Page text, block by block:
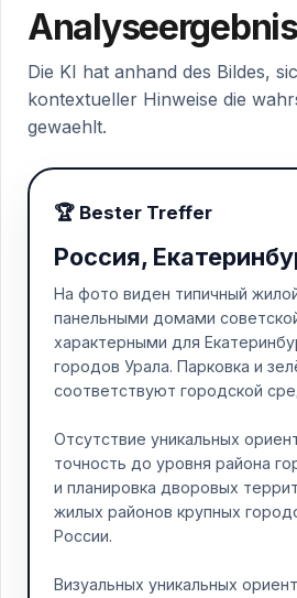
Die KI hat anhand des Bildes,
kontextueller Hinweise die
gewaehlt.
🏆 Bester Treffer
Россия,
На фото виден типичный
панельными домами
характерными для
городов Урала. Парковка и
соответствуют городской
Отсутствие уникальных
точность до уровня района
и планировка дворовых
жилых районов крупных
России.
Визуальных уникальных